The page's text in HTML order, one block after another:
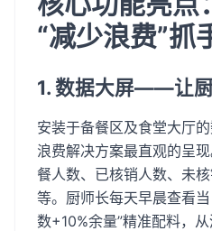
“减少浪费”抓
1. 数据大屏——让厨
安装于备餐区及食堂大厅
浪费解决方案最直观的呈
餐人数、已核销人数、未
等。厨师长每天早晨查看
数+10%余量”精准配料，从